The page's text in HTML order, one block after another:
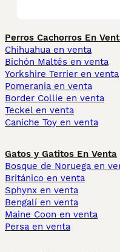
Perros Cachorros En
Chihuahua en venta
Bichón Maltés en venta
Yorkshire Terrier en venta
Pomerania en venta
Border Collie en venta
Teckel en venta
Caniche Toy en venta
Gatos y Gatitos En Venta
Bosque de Noruega en
Británico en venta
Sphynx en venta
Bengalí en venta
Maine Coon en venta
Persa en venta